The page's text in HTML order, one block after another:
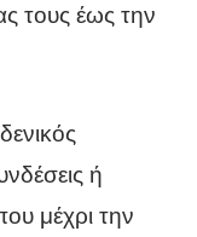
τους έως την
ή
μέχρι την